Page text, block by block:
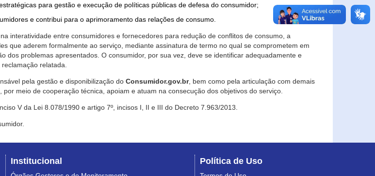
para gestão e execução de políticas públicas de defesa do consumidor;
e contribui para o aprimoramento das relações de consumo.
interatividade entre consumidores e fornecedores para redução de conflitos de consumo, a
que aderem formalmente ao serviço, mediante assinatura de termo no qual se comprometem em
dos problemas apresentados. O consumidor, por sua vez, deve se identificar adequadamente e
relatada.
pela gestão e disponibilização do Consumidor.gov.br, bem como pela articulação com demais
meio de cooperação técnica, apoiam e atuam na consecução dos objetivos do serviço.
V da Lei 8.078/1990 e artigo 7º, incisos I, II e III do Decreto 7.963/2013.
Institucional Política de Uso